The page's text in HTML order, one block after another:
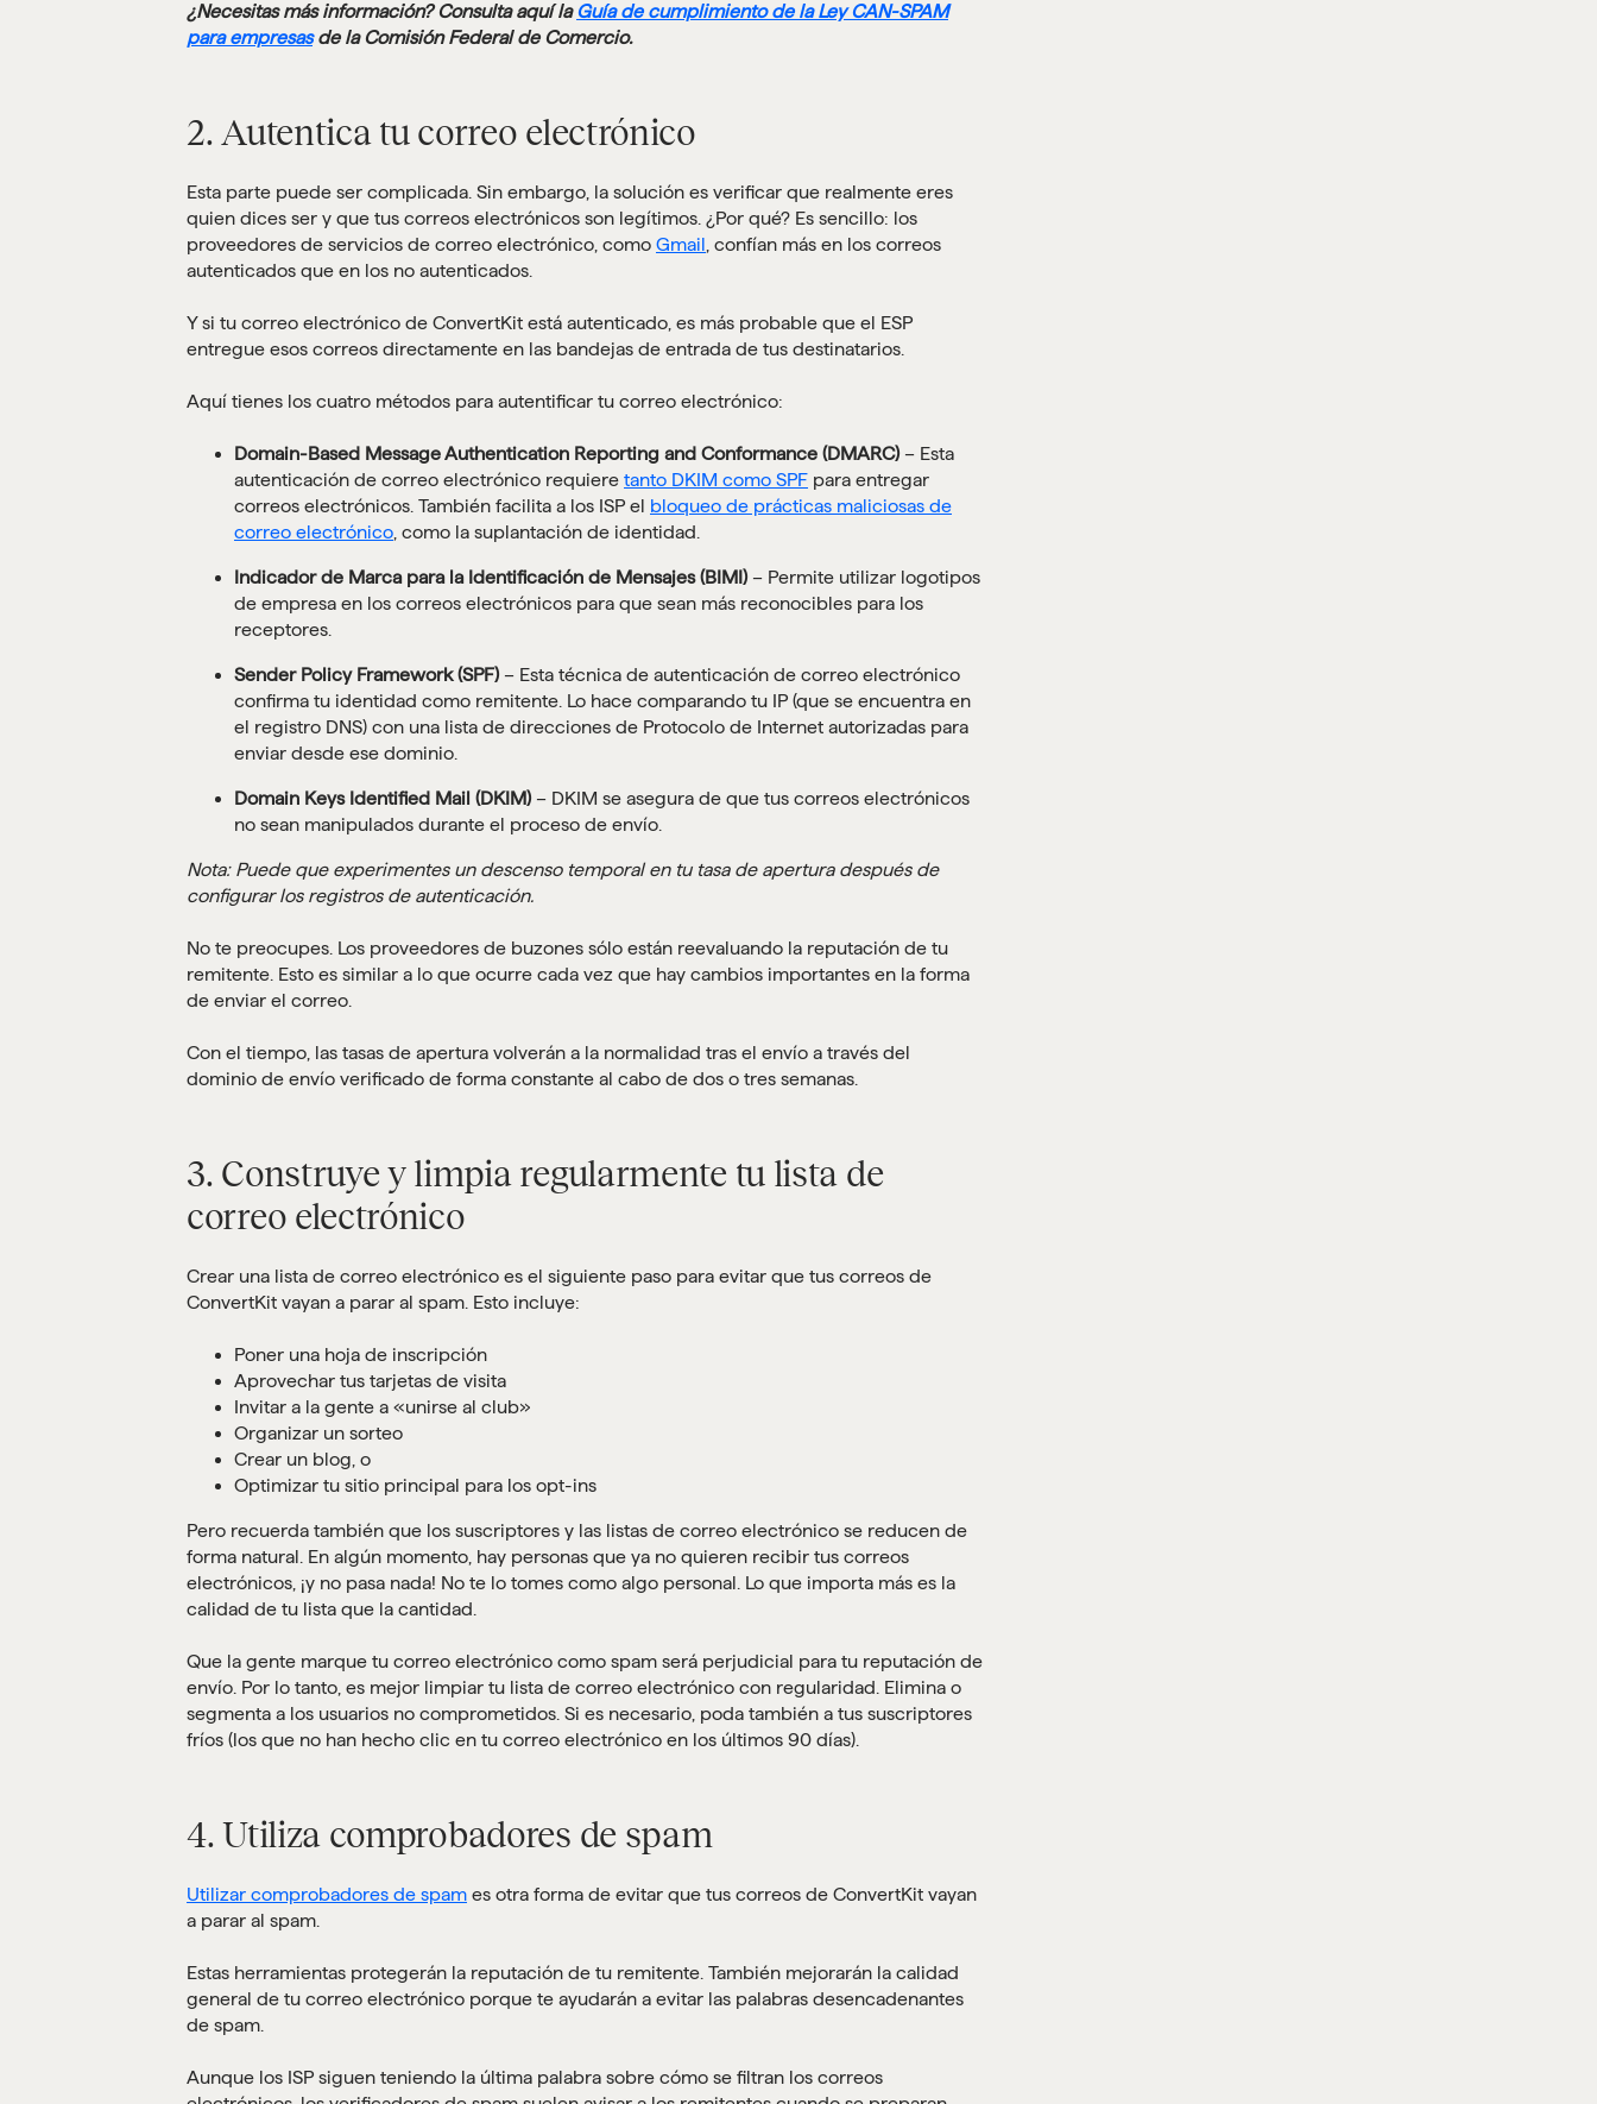
¿Necesitas más información? Consulta aquí laGuía de cumplimiento de la Ley CAN-SPAM
para empresasde la Comisión Federal de Comercio.
2. Autentica tu correo electrónico
Esta parte puede ser complicada. Sin embargo, la solución es verificar que realmente eres
quien dices ser y que tus correos electrónicos son legítimos. ¿Por qué? Es sencillo: los
proveedores de servicios de correo electrónico, como Gmail, confían más en los correos
autenticados que en los no autenticados.
Y si tu correo electrónico de ConvertKit está autenticado, es más probable que el ESP
entregue esos correos directamente en las bandejas de entrada de tus destinatarios.
Aquí tienes los cuatro métodos para autentificar tu correo electrónico:
Domain-Based Message Authentication Reporting and Conformance (DMARC) – Esta
autenticación de correo electrónico requiere tanto DKIM como SPF para entregar
correos electrónicos. También facilita a los ISP el bloqueo de prácticas maliciosas de
correo electrónico, como la suplantación de identidad.
Indicador de Marca para la Identificación de Mensajes (BIMI)– Permite utilizar logotipos
de empresa en los correos electrónicos para que sean más reconocibles para los
receptores.
Sender Policy Framework (SPF) – Esta técnica de autenticación de correo electrónico
confirma tu identidad como remitente. Lo hace comparando tu IP (que se encuentra en
el registro DNS) con una lista de direcciones de Protocolo de Internet autorizadas para
enviar desde ese dominio.
Domain Keys Identified Mail (DKIM)– DKIM se asegura de que tus correos electrónicos
no sean manipulados durante el proceso de envío.
Nota: Puede que experimentes un descenso temporal en tu tasa de apertura después de
configurar los registros de autenticación.
No te preocupes. Los proveedores de buzones sólo están reevaluando la reputación de tu
remitente. Esto es similar a lo que ocurre cada vez que hay cambios importantes en la forma
de enviar el correo.
Con el tiempo, las tasas de apertura volverán a la normalidad tras el envío a través del
dominio de envío verificado de forma constante al cabo de dos o tres semanas.
3. Construye y limpia regularmente tu lista de
correo electrónico
Crear una lista de correo electrónico es el siguiente paso para evitar que tus correos de
ConvertKit vayan a parar al spam. Esto incluye:
Poner una hoja de inscripción
Aprovechar tus tarjetas de visita
Invitar a la gente a «unirse al club»
Organizar un sorteo
Crear un blog, o
Optimizar tu sitio principal para los opt-ins
Pero recuerda también que los suscriptores y las listas de correo electrónico se reducen de
forma natural. En algún momento, hay personas que ya no quieren recibir tus correos
electrónicos, ¡y no pasa nada! No te lo tomes como algo personal. Lo que importa más es la
calidad de tu lista que la cantidad.
Que la gente marque tu correo electrónico como spam será perjudicial para tu reputación de
envío. Por lo tanto, es mejor limpiar tu lista de correo electrónico con regularidad. Elimina o
segmenta a los usuarios no comprometidos. Si es necesario, poda también a tus suscriptores
fríos (los que no han hecho clic en tu correo electrónico en los últimos 90 días).
4. Utiliza comprobadores de spam
Utilizar comprobadores de spam es otra forma de evitar que tus correos de ConvertKit vayan
a parar al spam.
Estas herramientas protegerán la reputación de tu remitente. También mejorarán la calidad
general de tu correo electrónico porque te ayudarán a evitar las palabras desencadenantes
de spam.
Aunque los ISP siguen teniendo la última palabra sobre cómo se filtran los correos